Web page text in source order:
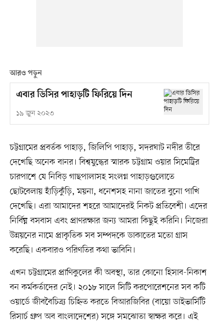
আরও পড়ুন
এবার ডিসির পাহাড়টি ফিরিয়ে দিন
১৯ জুন ২০২৩
চট্টগ্রামের প্রবর্তক পাহাড়, জিলিপি পাহাড়, সদরঘাট নদীর তীরে
দেখেছি অনেক বানর। বিশ্বযুদ্ধের স্মারক চট্টগ্রাম ওয়ার সিমেট্রির
চারপাশে যে নিবিড় গাছপালাসহ সংলগ্ন পাহাড়গুলোতে
ছোটবেলায় হাঁড়িকুঁড়ি, ময়না, ধনেশসহ নানা জাতের বুনো পাখি
দেখেছি। এরা আমাদের শহরে আমাদেরই নিকট প্রতিবেশী। এদের
নির্বিঘ্ন বসবাস এবং প্রাণরক্ষার জন্য আমরা কিছুই করিনি। নিজেরা
উন্নয়নের নামে প্রাকৃতিক সব সম্পদকে ডাকাতের মতো গ্রাস
করেছি। একবারও পরিণতির কথা ভাবিনি।
এখন চট্টগ্রামের প্রাণিকুলের কী অবস্থা, তার কোনো হিসাব-নিকাশ
বন কর্মকর্তাদের নেই। ২০১৮ সালে সিটি করপোরেশনের সব কটি
ওয়ার্ডে জীববৈচিত্র্য চিহ্নিত করতে বিআরজিবির (বায়ো ডাইভার্সিটি
রিসার্চ গ্রুপ অব বাংলাদেশের) সঙ্গে সমঝোতা স্বাক্ষর করে। এই